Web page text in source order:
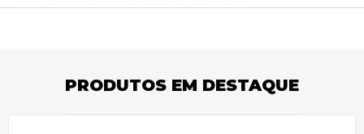
PRODUTOS EM DESTAQUE